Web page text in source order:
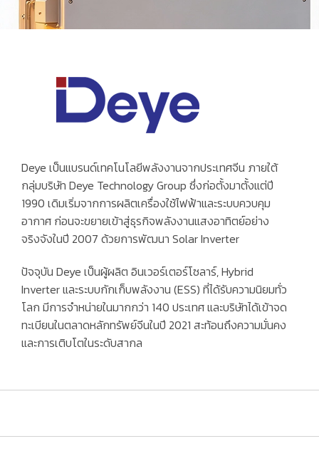
Deye เป็นแบรนด์เทคโนโลยีพลังงานจากประเทศจีน ภายใต้
กลุ่มบริษัท Deye Technology Group ซึ่งก่อตั้งมาตั้งแต่ปี
1990 เดิมเริ่มจากการผลิตเครื่องใช้ไฟฟ้าและระบบควบคุม
อากาศ ก่อนจะขยายเข้าสู่ธุรกิจพลังงานแสงอาทิตย์อย่าง
จริงจังในปี 2007 ด้วยการพัฒนา Solar Inverter
ปัจจุบัน Deye เป็นผู้ผลิต อินเวอร์เตอร์โซลาร์, Hybrid
Inverter และระบบกักเก็บพลังงาน (ESS) ที่ได้รับความนิยมทั่ว
โลก มีการจำหน่ายในมากกว่า 140 ประเทศและบริษัทได้เข้าจด
ทะเบียนในตลาดหลักทรัพย์จีนในปี 2021 สะท้อนถึงความมั่นคง
และการเติบโตในระดับสากล